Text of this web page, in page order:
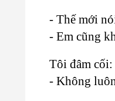
- Thế mới
- Em cũng
Tôi đâm cối:
- Không